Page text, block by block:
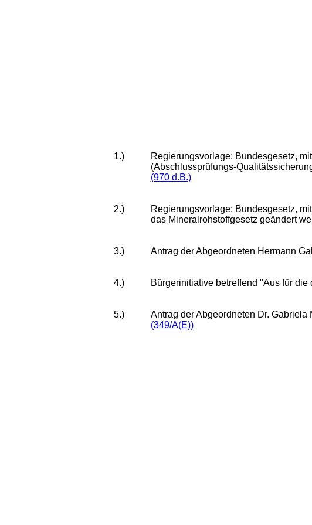
1.)
Regierungsvorlage: Bundesgesetz,
(Abschlussprüfungs-
(970 d.B.)
2.)
Regierungsvorlage: Bundesgesetz,
das Mineralrohstoffgesetz geändert
3.) Antrag der Abgeordneten Hermann
4.) Bürgerinitiative betreffend "Aus für die
5.)
Antrag der Abgeordneten Dr.
(349/A(E))